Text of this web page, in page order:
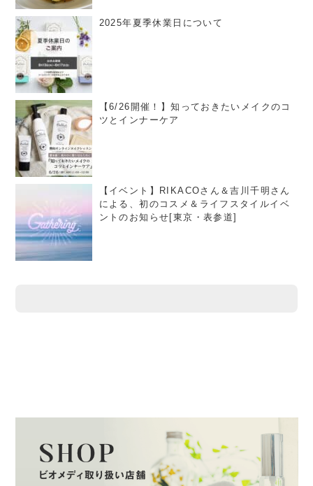
2025年夏季休業日について
【6/26開催！】知っておきたいメイクのコ
ツとインナーケア
【イベント】RIKACOさん＆吉川千明さん
による、初のコスメ＆ライフスタイルイベ
ントのお知らせ[東京・表参道]